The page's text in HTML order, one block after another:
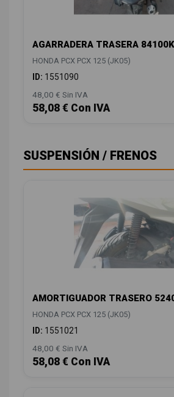
AGARRADERA TRASERA
HONDA PCX PCX 125 (JK05)
ID: 1551090
48,00 € Sin IVA
58,08 € Con IVA
SUSPENSIÓN / FRENOS
AMORTIGUADOR TRASERO
HONDA PCX PCX 125 (JK05)
ID: 1551021
48,00 € Sin IVA
58,08 € Con IVA